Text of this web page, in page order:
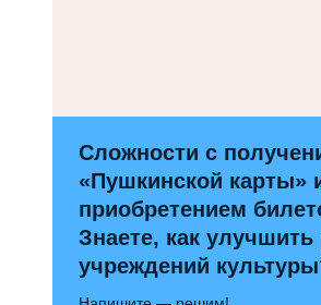
Сложности с
«Пушкинской карты»
приобретением
Знаете, как улучшить
учреждений